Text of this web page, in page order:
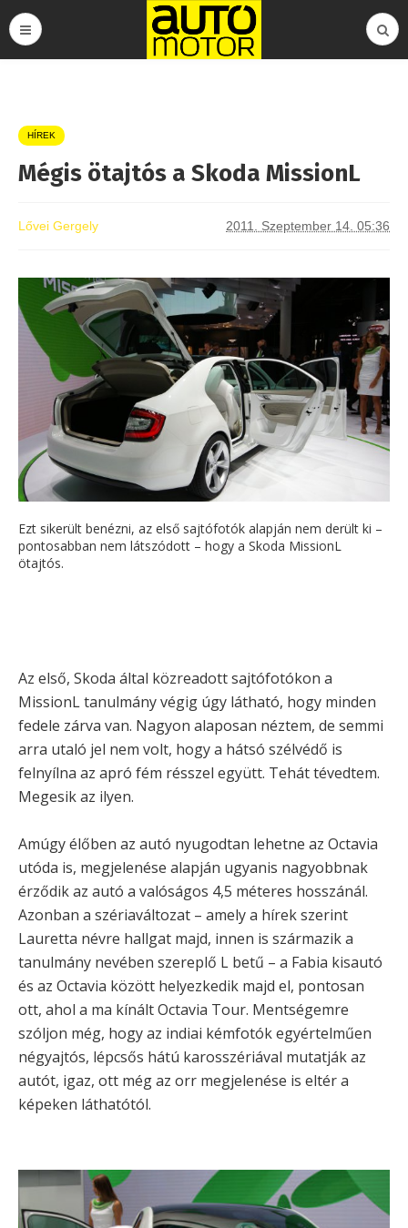
HÍREK
Mégis ötajtós a Skoda MissionL
Lővei Gergely 2011. Szeptember 14. 05:36
Ezt sikerült benézni, az első sajtófotók alapján nem derült ki –
pontosabban nem látszódott – hogy a Skoda MissionL
ötajtós.
Az első, Skoda által közreadott sajtófotókon a
MissionL tanulmány végig úgy látható, hogy minden
fedele zárva van. Nagyon alaposan néztem, de semmi
arra utaló jel nem volt, hogy a hátsó szélvédő is
felnyílna az apró fém résszel együtt. Tehát tévedtem.
Megesik az ilyen.
Amúgy élőben az autó nyugodtan lehetne az Octavia
utóda is, megjelenése alapján ugyanis nagyobbnak
érződik az autó a valóságos 4,5 méteres hosszánál.
Azonban a szériaváltozat – amely a hírek szerint
Lauretta névre hallgat majd, innen is származik a
tanulmány nevében szereplő L betű – a Fabia kisautó
és az Octavia között helyezkedik majd el, pontosan
ott, ahol a ma kínált Octavia Tour. Mentségemre
szóljon még, hogy az indiai kémfotók egyértelműen
négyajtós, lépcsős hátú karosszériával mutatják az
autót, igaz, ott még az orr megjelenése is eltér a
képeken láthatótól.